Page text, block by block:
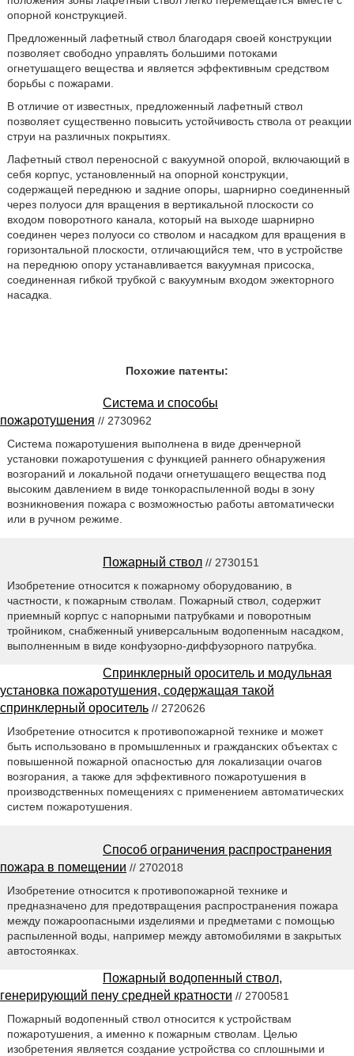
опорной конструкцией.
Предложенный лафетный ствол благодаря своей конструкции
позволяет свободно управлять большими потоками
огнетушащего вещества и является эффективным средством
борьбы с пожарами.
В отличие от известных, предложенный лафетный ствол
позволяет существенно повысить устойчивость ствола от реакции
струи на различных покрытиях.
Лафетный ствол переносной с вакуумной опорой, включающий в
себя корпус, установленный на опорной конструкции,
содержащей переднюю и задние опоры, шарнирно соединенный
через полуоси для вращения в вертикальной плоскости со
входом поворотного канала, который на выходе шарнирно
соединен через полуоси со стволом и насадком для вращения в
горизонтальной плоскости, отличающийся тем, что в устройстве
на переднюю опору устанавливается вакуумная присоска,
соединенная гибкой трубкой с вакуумным входом эжекторного
насадка.
Похожие патенты:
Система и способы
пожаротушения // 2730962
Система пожаротушения выполнена в виде дренчерной
установки пожаротушения с функцией раннего обнаружения
возгораний и локальной подачи огнетушащего вещества под
высоким давлением в виде тонкораспыленной воды в зону
возникновения пожара с возможностью работы автоматически
или в ручном режиме.
Пожарный ствол // 2730151
Изобретение относится к пожарному оборудованию, в
частности, к пожарным стволам. Пожарный ствол, содержит
приемный корпус с напорными патрубками и поворотным
тройником, снабженный универсальным водопенным насадком,
выполненным в виде конфузорно-диффузорного патрубка.
Спринклерный ороситель и модульная
установка пожаротушения, содержащая такой
спринклерный ороситель // 2720626
Изобретение относится к противопожарной технике и может
быть использовано в промышленных и гражданских объектах с
повышенной пожарной опасностью для локализации очагов
возгорания, а также для эффективного пожаротушения в
производственных помещениях с применением автоматических
систем пожаротушения.
Способ ограничения распространения
пожара в помещении // 2702018
Изобретение относится к противопожарной технике и
предназначено для предотвращения распространения пожара
между пожароопасными изделиями и предметами с помощью
распыленной воды, например между автомобилями в закрытых
автостоянках.
Пожарный водопенный ствол,
генерирующий пену средней кратности // 2700581
Пожарный водопенный ствол относится к устройствам
пожаротушения, а именно к пожарным стволам. Целью
изобретения является создание устройства со сплошными и